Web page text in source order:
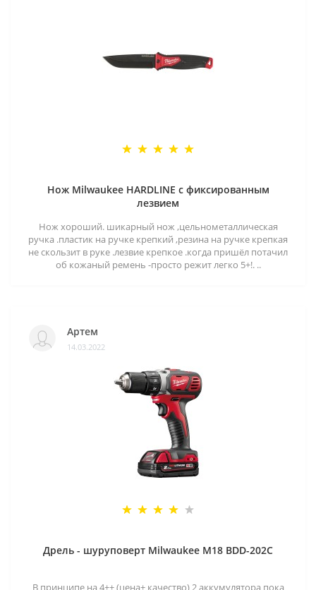
Нож Milwaukee HARDLINE с фиксированным
лезвием
Нож хороший. шикарный нож ,цельнометаллическая
ручка .пластик на ручке крепкий ,резина на ручке крепкая
не скользит в руке .лезвие крепкое .когда пришёл потачил
об кожаный ремень -просто режит легко 5+!. ..
Артем
14.03.2022
Дрель - шуруповерт Milwaukee M18 BDD-202C
В принципе на 4++ (цена+ качество) 2 аккумулятора пока